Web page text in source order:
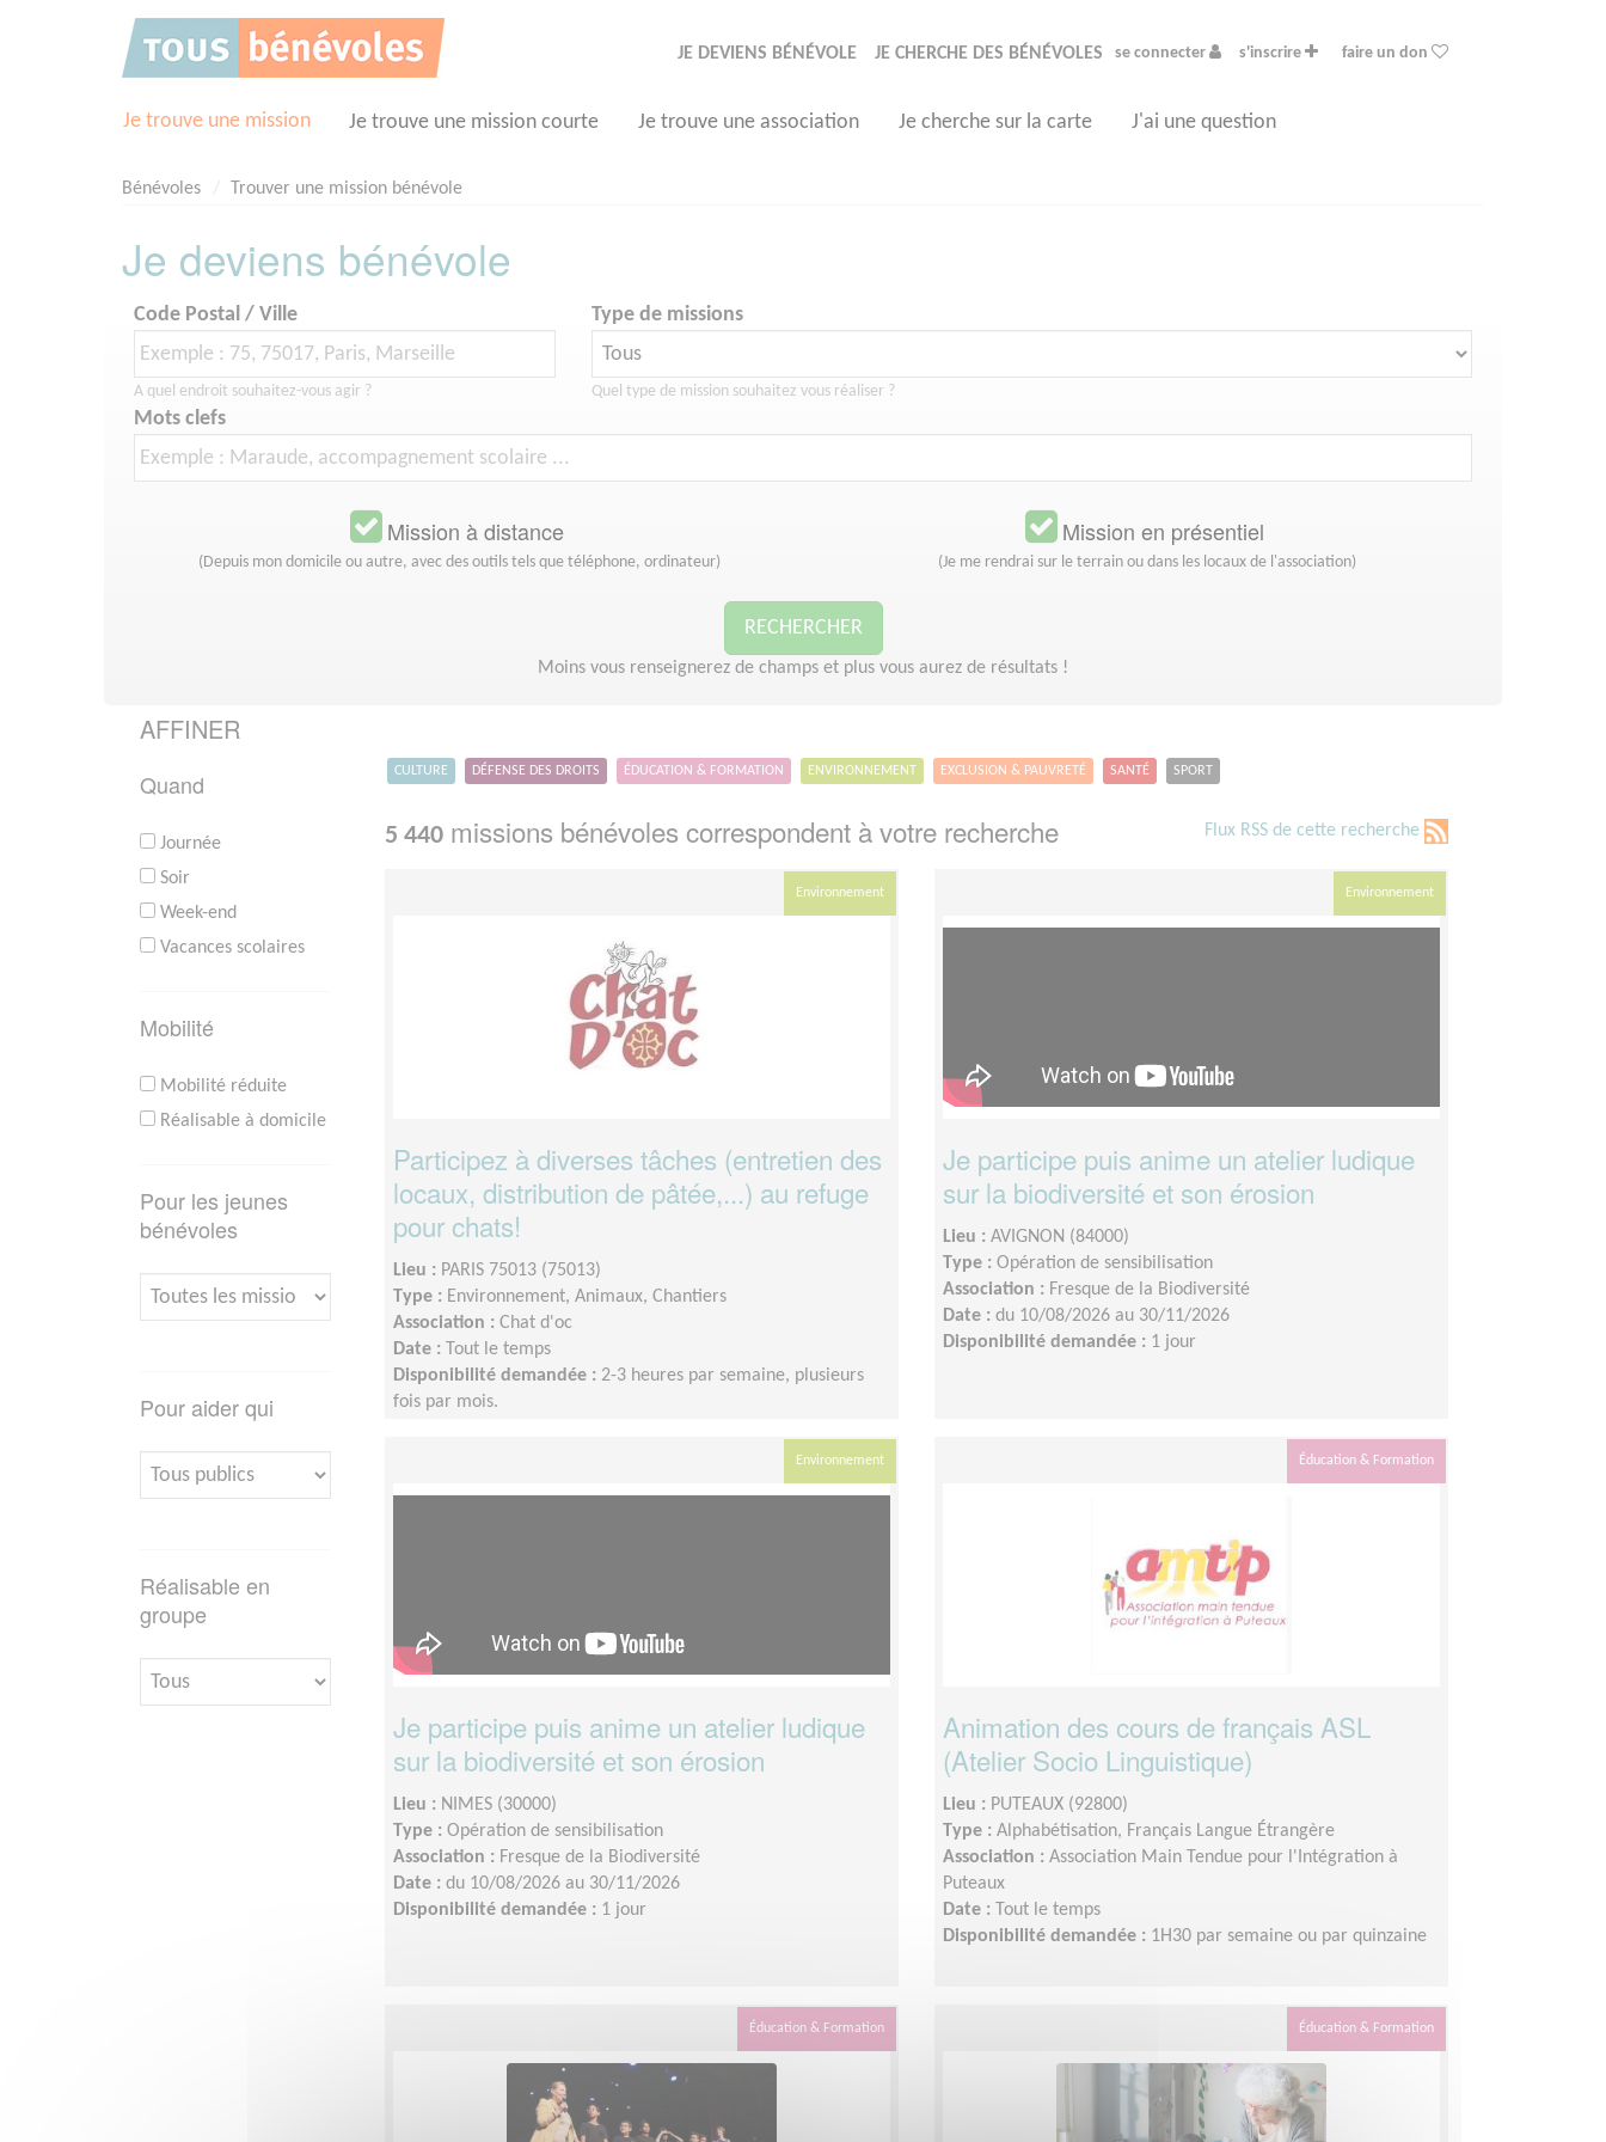
JE DEVIENS BÉNÉVOLE JE CHERCHE DES BÉNÉVOLES se connecter s'inscrire faire un don
Je trouve une mission Je trouve une mission courte Je trouve une association Je cherche sur la carte J'ai une question
Bénévoles Trouver une mission bénévole
Je deviens bénévole
Code Postal / Ville
A quel endroit souhaitez-vous agir ?
Type de missions
Quel type de mission souhaitez vous réaliser ?
Mots clefs
Mission à distance
(Depuis mon domicile ou autre, avec des outils tels que téléphone, ordinateur)
Mission en présentiel
(Je me rendrai sur le terrain ou dans les locaux de l'association)
RECHERCHER
Moins vous renseignerez de champs et plus vous aurez de résultats !
AFFINER
Quand
Journée
Soir
Week-end
Vacances scolaires
Mobilité
Mobilité réduite
Réalisable à domicile
Pour les jeunes
bénévoles
Pour aider qui
Réalisable en
groupe
CULTURE DÉFENSE DES DROITS ÉDUCATION & FORMATION ENVIRONNEMENT EXCLUSION & PAUVRETÉ SANTÉ SPORT
Flux RSS de cette recherche
5 440 missions bénévoles correspondent à votre recherche
Environnement
Participez à diverses tâches (entretien des
locaux, distribution de pâtée,...) au refuge
pour chats!
Lieu : PARIS 75013 (75013)
Type : Environnement, Animaux, Chantiers
Association : Chat d'oc
Date :
Tout le temps
Disponibilité demandée : 2-3 heures par semaine, plusieurs
fois par mois.
Environnement
Je participe puis anime un atelier ludique
sur la biodiversité et son érosion
Lieu : AVIGNON (84000)
Type : Opération de sensibilisation
Association : Fresque de la Biodiversité
Date : du 10/08/2026 au 30/11/2026
Disponibilité demandée : 1 jour
Environnement
Je participe puis anime un atelier ludique
sur la biodiversité et son érosion
Lieu : NIMES (30000)
Type : Opération de sensibilisation
Association : Fresque de la Biodiversité
Date : du 10/08/2026 au 30/11/2026
Disponibilité demandée : 1 jour
Éducation & Formation
Animation des cours de français ASL
(Atelier Socio Linguistique)
Lieu : PUTEAUX (92800)
Type : Alphabétisation, Français Langue Étrangère
Association : Association Main Tendue pour l'Intégration à
Puteaux
Date :
Tout le temps
Disponibilité demandée : 1H30 par semaine ou par quinzaine
Éducation & Formation Éducation & Formation